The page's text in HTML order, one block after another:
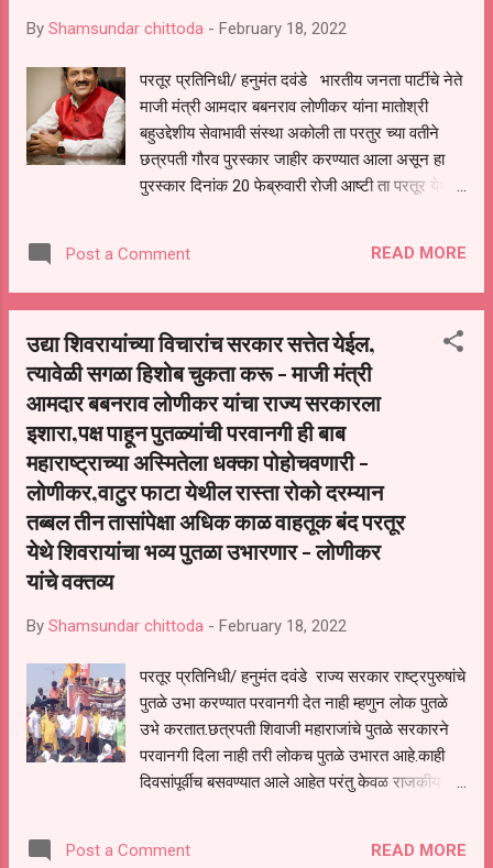
गरज आहे.
By Shamsundar chittoda - February 18, 2022
परतूर प्रतिनिधी/ हनुमंत दवंडे भारतीय जनता पार्टीचे नेते
माजी मंत्री आमदार बबनराव लोणीकर यांना मातोश्री
बहुउद्देशीय सेवाभावी संस्था अकोली ता परतुर च्या वतीने
छत्रपती गौरव पुरस्कार जाहीर करण्यात आला असून हा
पुरस्कार दिनांक 20 फेब्रुवारी रोजी आष्टी ता परतूर येथे ह
मातोश्री बहुउद्देशीय सेवाभावी संस्था अकोली च्या वतीने
राजकीय सामाजिक सांस्कृतिक शैक्षणिक कार्यात अग्रेसर
मातोश्री बहुउद्देशीय सेवाभावी संस्थेचे अध्यक्ष तुकाराम
सोळंके यांनी प्रसिद्धीस दिलेल्या पत्रकात म्हटले आहे
पुढे या पत्रकात म्हटले आहे की माजी मंत्री बबनराव
लोणीकर यांनी गेल्या सहा सात वर्षांमध्ये फडणवीस
सरकारच्या काळामध्ये पाणीपुरवठामंत्री पदाचा भार
सांभाळताना राज्यात यापूर्वी कधीही माहित नसलेल्या
खात्याला नवसंजीवनी देत राज्यभरामध्ये 18000 गावामध्ये
पाणीपुरवठा योजना केल्या त्याच बरोबर राज्यात 70 लाख
शौचालय बांधून स्वच्छतेच्य...
Post a Comment READ MORE
उद्या शिवरायांच्या विचारांच सरकार सत्तेत येईल,
त्यावेळी सगळा हिशोब चुकता करू - माजी मंत्री
आमदार बबनराव लोणीकर यांचा राज्य सरकारला
इशारा,पक्ष पाहून पुतळ्यांची परवानगी ही बाब
महाराष्ट्राच्या अस्मितेला धक्का पोहोचवणारी -
लोणीकर,वाटुर फाटा येथील रास्ता रोको दरम्यान
तब्बल तीन तासांपेक्षा अधिक काळ वाहतूक बंद परतूर
येथे शिवरायांचा भव्य पुतळा उभारणार - लोणीकर
यांचे वक्तव्य
By Shamsundar chittoda - February 18, 2022
परतूर प्रतिनिधी/ हनुमंत दवंडे राज्य सरकार राष्ट्रपुरुषांचे
पुतळे उभा करण्यात परवानगी देत नाही म्हणुन लोक पुतळे
उभे करतात.छत्रपती शिवाजी महाराजांचे पुतळे सरकारने
परवानगी दिला नाही तरी लोकच पुतळे उभारत आहे.काही
दिवसांपूर्वीच बसवण्यात आले आहेत परंतु केवळ राजकीय
आहेत परंतु प्रत्येकाची वेळ येत असते आज बेईमान लोकांच
Post a Comment READ MORE